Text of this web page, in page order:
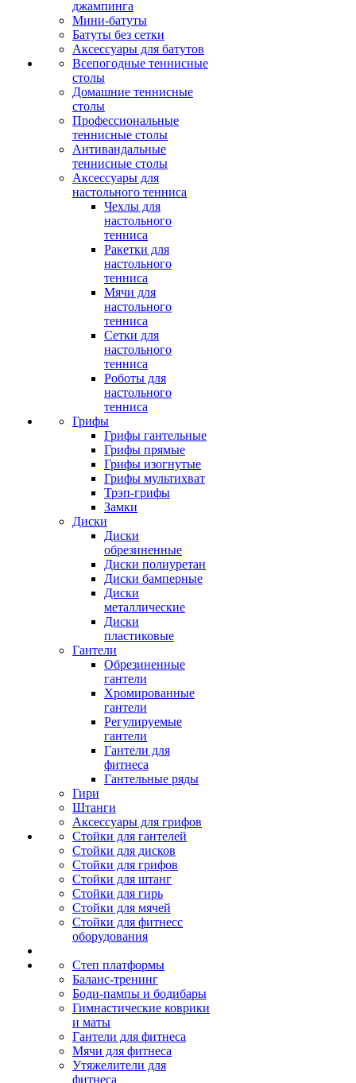
джампинга
Мини-батуты
Батуты без сетки
Аксессуары для батутов
Всепогодные теннисные
столы
Домашние теннисные
столы
Профессиональные
теннисные столы
Антивандальные
теннисные столы
Аксессуары для
настольного тенниса
Чехлы для
настольного
тенниса
Ракетки для
настольного
тенниса
Мячи для
настольного
тенниса
Сетки для
настольного
тенниса
Роботы для
настольного
тенниса
Грифы
Грифы гантельные
Грифы прямые
Грифы изогнутые
Грифы мультихват
Трэп-грифы
Замки
Диски
Диски
обрезиненные
Диски полиуретан
Диски бамперные
Диски
металлические
Диски
пластиковые
Гантели
Обрезиненные
гантели
Хромированные
гантели
Регулируемые
гантели
Гантели для
фитнеса
Гантельные ряды
Гири
Штанги
Аксессуары для грифов
Стойки для гантелей
Стойки для дисков
Стойки для грифов
Стойки для штанг
Стойки для гирь
Стойки для мячей
Стойки для фитнесс
оборудования
Степ платформы
Баланс-тренинг
Боди-пампы и бодибары
Гимнастические коврики
и маты
Гантели для фитнеса
Мячи для фитнеса
Утяжелители для
фитнеса